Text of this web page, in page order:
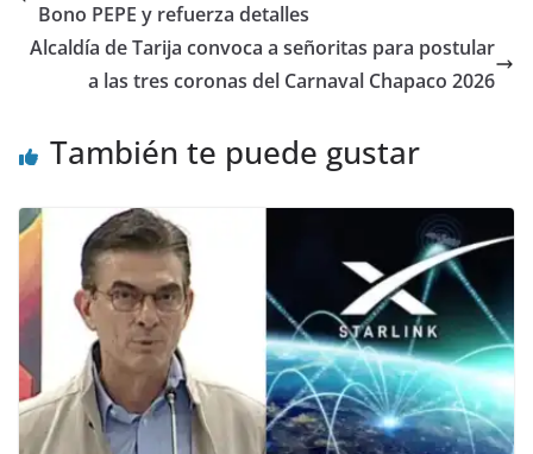
Bono PEPE y refuerza detalles
Alcaldía de Tarija convoca a señoritas para postular
a las tres coronas del Carnaval Chapaco 2026
También te puede gustar